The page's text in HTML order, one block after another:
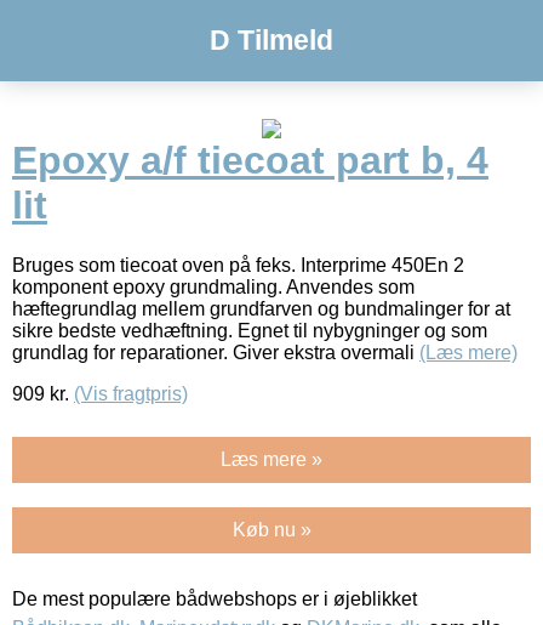
D Tilmeld
Epoxy a/f tiecoat part b, 4
lit
Bruges som tiecoat oven på feks. Interprime 450En 2
komponent epoxy grundmaling. Anvendes som
hæftegrundlag mellem grundfarven og bundmalinger for at
sikre bedste vedhæftning. Egnet til nybygninger og som
grundlag for reparationer. Giver ekstra overmali (Læs mere)
909 kr. (Vis fragtpris)
Læs mere »
Køb nu »
De mest populære bådwebshops er i øjeblikket